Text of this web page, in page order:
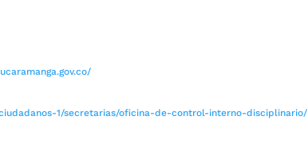
1/secretarias/oficina-de-control-interno-disciplinario/